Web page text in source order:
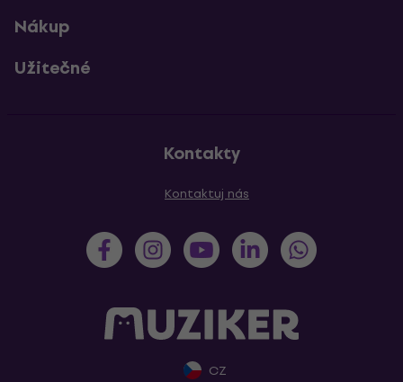
Nákup
Užitečné
Kontakty
Kontaktuj nás
CZ